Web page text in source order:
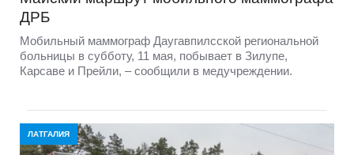
ДРБ
Мобильный маммограф Даугавпилсской региональной
больницы в субботу, 11 мая, побывает в Зилупе,
Карсаве и Прейли, – сообщили в медучреждении.
ЛАТГАЛИЯ